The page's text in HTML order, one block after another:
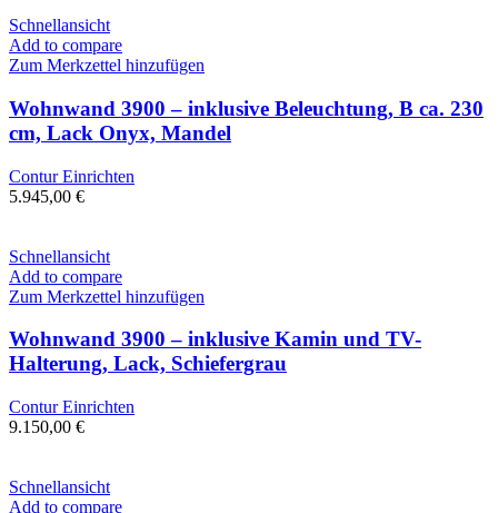
Schnellansicht
Add to compare
Zum Merkzettel hinzufügen
Wohnwand 3900 – inklusive Beleuchtung, B ca. 230
cm, Lack Onyx, Mandel
Contur Einrichten
5.945,00 €
Schnellansicht
Add to compare
Zum Merkzettel hinzufügen
Wohnwand 3900 – inklusive Kamin und TV-
Halterung, Lack, Schiefergrau
Contur Einrichten
9.150,00 €
Schnellansicht
Add to compare